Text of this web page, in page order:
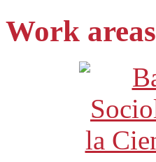
Work areas